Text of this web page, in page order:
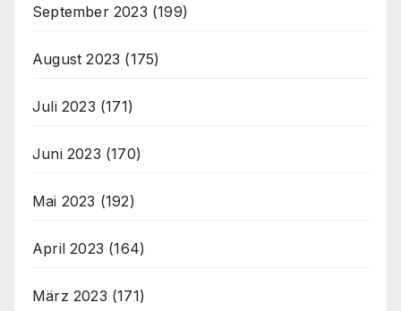
September 2023 (199)
August 2023 (175)
Juli 2023 (171)
Juni 2023 (170)
Mai 2023 (192)
April 2023 (164)
März 2023 (171)